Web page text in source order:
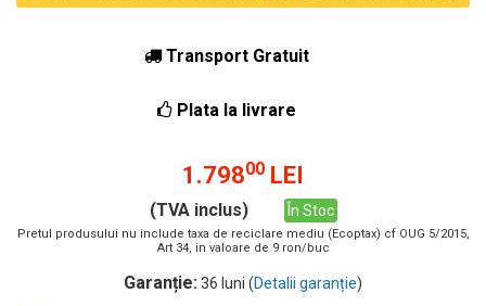
Transport Gratuit
Plata la livrare
1.79800 LEI
(TVA inclus) În Stoc
Pretul produsului nu include taxa de reciclare mediu (Ecoptax) cf OUG 5/2015,
Art 34, in valoare de 9 ron/buc
Garanție:36 luni (Detalii garanție)